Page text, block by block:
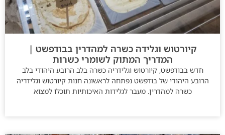
קיורטוש וגלידה כשרה למהדרין בבודפשט |
המדריך המתוק לשומרי כשרות
חדש בבודפשט, קיורטוש וגלידריה כשרה בלב הרובע היהודי בלב
הרובע היהודי של בודפשט נפתחה לראשונה חנות קיורטוש וגלידריה
כשרה למהדרין. מעבר לגלידות האיכותיות תוכלו למצוא